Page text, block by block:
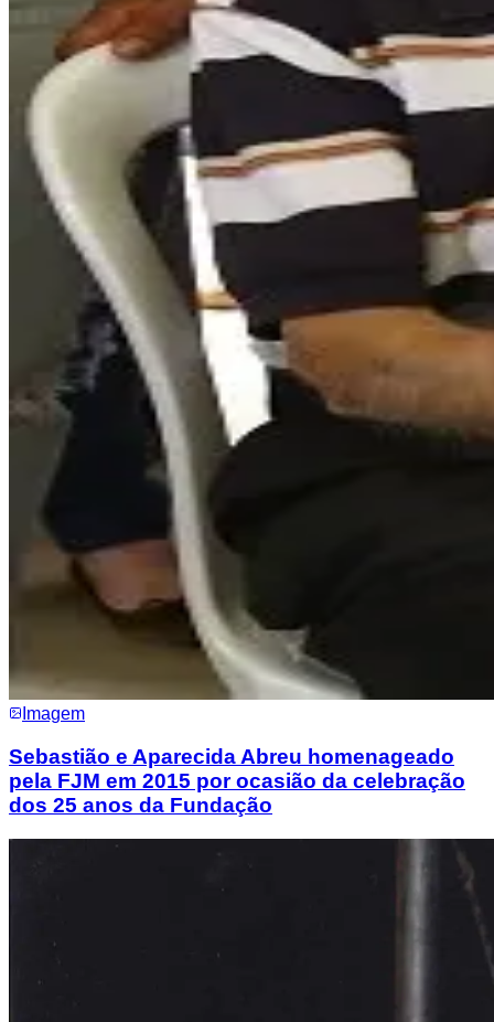
Imagem
Sebastião e Aparecida Abreu homenageado
pela FJM em 2015 por ocasião da celebração
dos 25 anos da Fundação